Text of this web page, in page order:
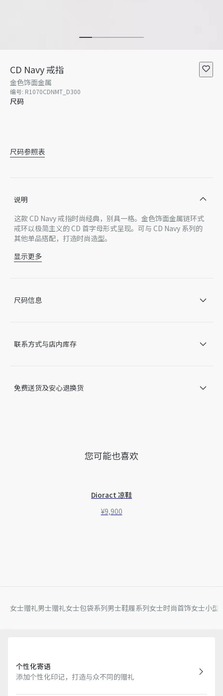
CD Navy 戒指
金色饰面金属
编号: R1070CDNMT_D300
尺码
尺码参照表
说明
这款 CD Navy 戒指时尚经典，别具一格。金色饰面金属链环式
戒环以极简主义的 CD 首字母形式呈现。可与 CD Navy 系列的
其他单品搭配，打造时尚造型。
CD 标志
因技术局限、产品改良或生产批次等原因，网站中的信息可能存
显示更多
尺码信息
联系方式与店内库存
免费送货及安心退换货
您可能也喜欢
Dioract 凉鞋
¥9,900
女士赠礼男士赠礼女士包袋系列男士鞋履系列女士时尚首饰女士小型
个性化寄语
添加个性化印记，打造与众不同的赠礼